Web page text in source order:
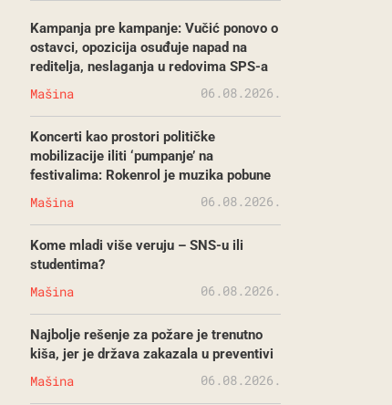
Kampanja pre kampanje: Vučić ponovo o
ostavci, opozicija osuđuje napad na
reditelja, neslaganja u redovima SPS-a
Mašina 06.08.2026.
Koncerti kao prostori političke
mobilizacije iliti ‘pumpanje’ na
festivalima: Rokenrol je muzika pobune
Mašina 06.08.2026.
Kome mladi više veruju – SNS-u ili
studentima?
Mašina 06.08.2026.
Najbolje rešenje za požare je trenutno
kiša, jer je država zakazala u preventivi
Mašina 06.08.2026.